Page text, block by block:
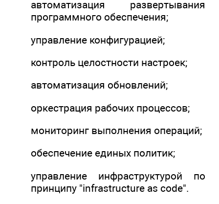
автоматизация развертывания
программного обеспечения;
управление конфигурацией;
контроль целостности настроек;
автоматизация обновлений;
оркестрация рабочих процессов;
мониторинг выполнения операций;
обеспечение единых политик;
управление инфраструктурой по
принципу "infrastructure as code".